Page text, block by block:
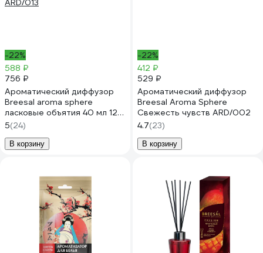
-22%
588 ₽
756 ₽
Ароматический диффузор
Breesal aroma sphere
ласковые объятия 40 мл 12 l
ARD/013
5(24)
В корзину
-22%
412 ₽
529 ₽
Ароматический диффузор
Breesal Aroma Sphere
Свежесть чувств ARD/002
4.7(23)
В корзину